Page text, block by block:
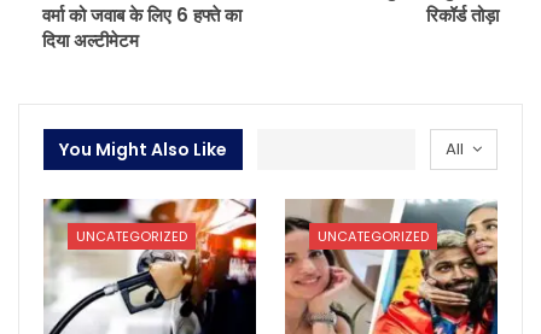
वर्मा को जवाब के लिए 6 हफ्ते का
दिया अल्टीमेटम
रिकॉर्ड तोड़ा
All
You Might Also Like
UNCATEGORIZED UNCATEGORIZED